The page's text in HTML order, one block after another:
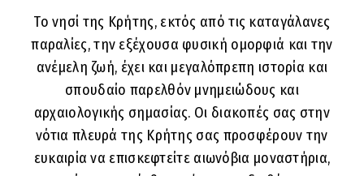
Το νησί της Κρήτης, εκτός από τις καταγάλανες
παραλίες, την εξέχουσα φυσική ομορφιά και την
ανέμελη ζωή, έχει και μεγαλόπρεπη ιστορία και
σπουδαίο παρελθόν μνημειώδους και
αρχαιολογικής σημασίας. Οι διακοπές σας στην
νότια πλευρά της Κρήτης σας προσφέρουν την
ευκαιρία να επισκεφτείτε αιωνόβια μοναστήρια,